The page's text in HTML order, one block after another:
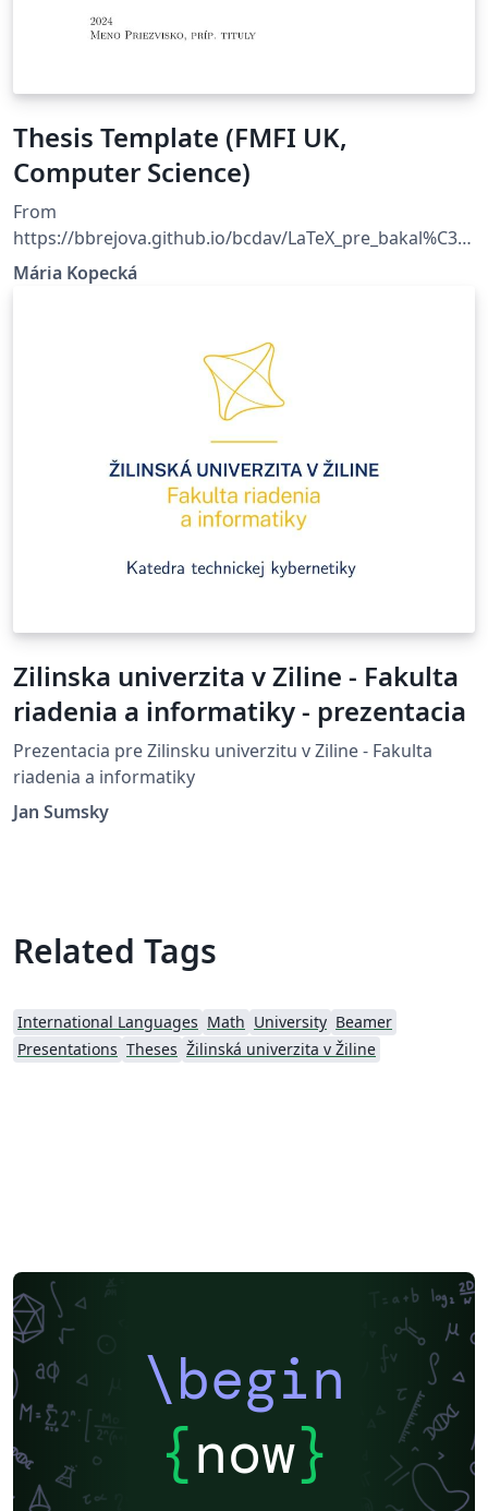
Thesis Template (FMFI UK,
Computer Science)
From
https://bbrejova.github.io/bcdav/LaTeX_pre_bakal%C3%
A1rsku_pr%C3%A1cu.html
Mária Kopecká
Zilinska univerzita v Ziline - Fakulta
riadenia a informatiky - prezentacia
Prezentacia pre Zilinsku univerzitu v Ziline - Fakulta
riadenia a informatiky
Jan Sumsky
Related Tags
International Languages Math University Beamer
Presentations Theses Žilinská univerzita v Žiline
\begin
{now}